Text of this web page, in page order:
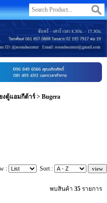
งตู้แอมกีต้าร์> Bugera
: Sort :
พบสินค้า 35 รายการ